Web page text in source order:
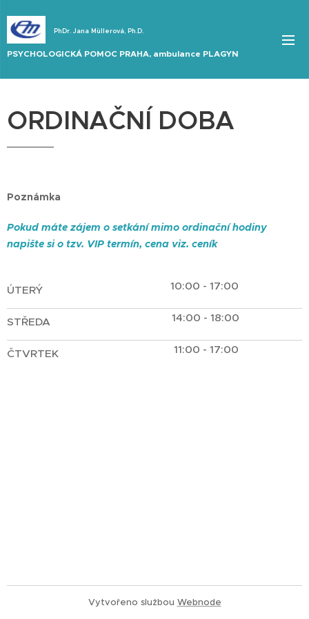
PhDr. Jana Müllerová, Ph.D.
PSYCHOLOGICKÁ POMOC PRAHA, ambulance PLAGYN
ORDINAČNÍ DOBA
Poznámka
Pokud máte zájem o setkání mimo ordinační hodiny
napište si o tzv. VIP termín, cena viz. ceník
ÚTERÝ 10:00 - 17:00
STŘEDA 14:00 - 18:00
ČTVRTEK 11:00 - 17:00
Vytvořeno službou Webnode